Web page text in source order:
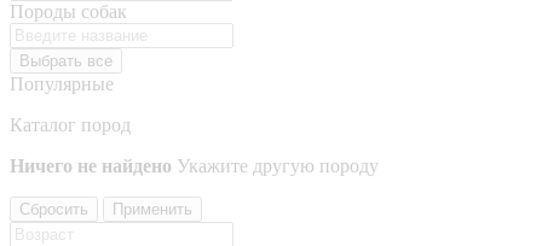
Породы собак
Выбрать все
Популярные
Каталог пород
Ничего не найдено Укажите другую породу
Сбросить Применить